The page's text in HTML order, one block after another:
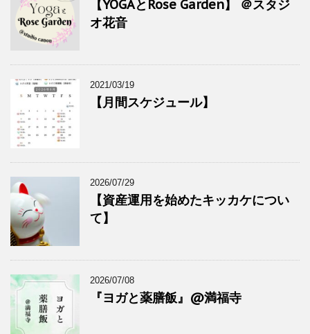
【YOGAとRose Garden】 ＠スタジ
オ花音
2021/03/19
【月間スケジュール】
2026/07/29
【資産運用を始めたキッカケについ
て】
2026/07/08
『ヨガと薬膳飯』@満福寺